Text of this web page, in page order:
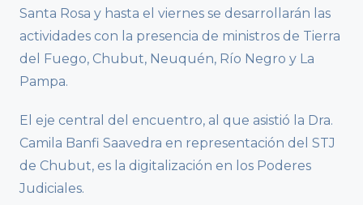
Santa Rosa y hasta el viernes se desarrollarán las
actividades con la presencia de ministros de Tierra
del Fuego, Chubut, Neuquén, Río Negro y La
Pampa.
El eje central del encuentro, al que asistió la Dra.
Camila Banfi Saavedra en representación del STJ
de Chubut, es la digitalización en los Poderes
Judiciales.